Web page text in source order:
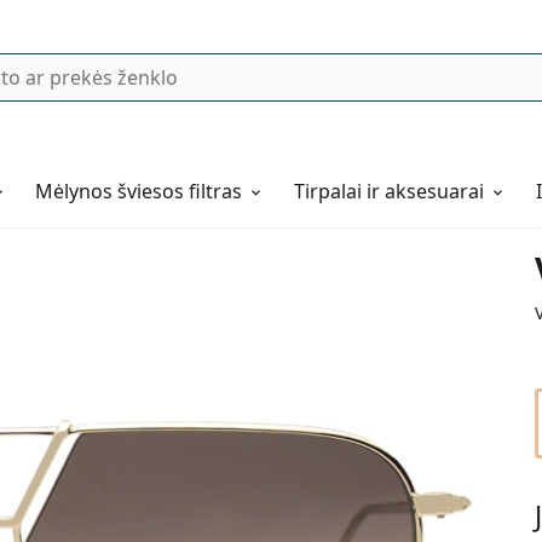
Mėlynos šviesos filtras Tirpalai ir aksesuarai